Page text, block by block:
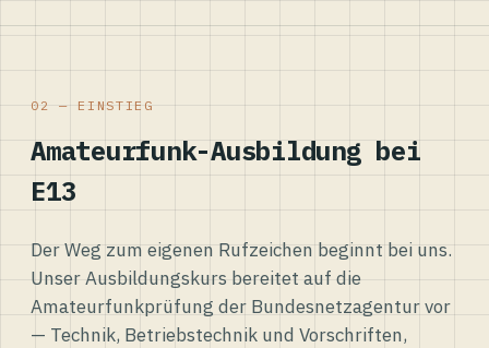
02 — EINSTIEG
Amateurfunk-Ausbildung bei
E13
Der Weg zum eigenen Rufzeichen beginnt bei uns.
Unser Ausbildungskurs bereitet auf die
Amateurfunkprüfung der Bundesnetzagentur vor
— Technik, Betriebstechnik und Vorschriften,